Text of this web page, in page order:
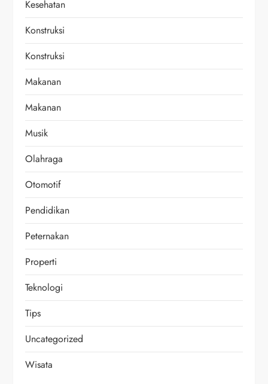
Kesehatan
Konstruksi
Konstruksi
Makanan
Makanan
Musik
Olahraga
Otomotif
Pendidikan
Peternakan
Properti
Teknologi
Tips
Uncategorized
Wisata